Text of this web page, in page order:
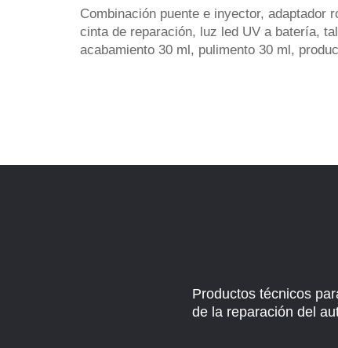
Combinación puente e inyector,
cinta de reparación, luz led UV a batería,
acabamiento 30 ml, pulimento 30 ml,
Productos técnicos
de la reparación del